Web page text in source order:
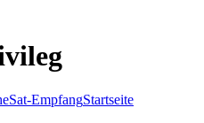
Sat-EmpfangStartseite